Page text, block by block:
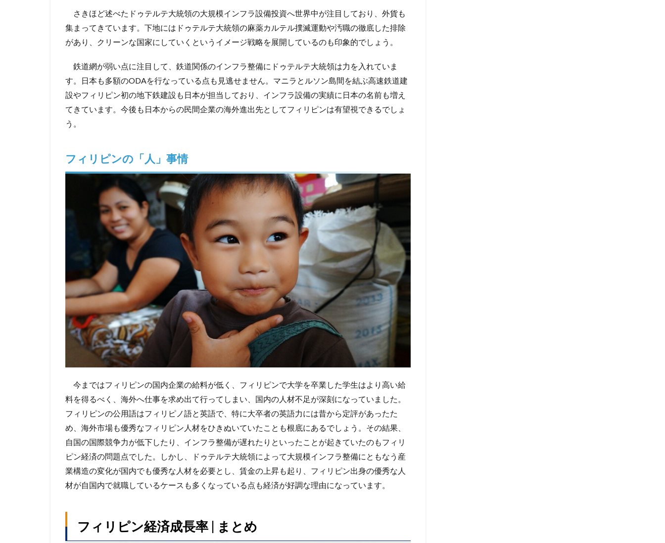
さきほど述べたドゥテルテ大統領の大規模インフラ設備投資へ世界中が注目しており、外貨も
集まってきています。下地にはドゥテルテ大統領の麻薬カルテル撲滅運動や汚職の徹底した排除
があり、クリーンな国家にしていくというイメージ戦略を展開しているのも印象的でしょう。
鉄道網が弱い点に注目して、鉄道関係のインフラ整備にドゥテルテ大統領は力を入れていま
す。日本も多額のODAを行なっている点も見逃せません。マニラとルソン島間を結ぶ高速鉄道建
設やフィリピン初の地下鉄建設も日本が担当しており、インフラ設備の実績に日本の名前も増え
てきています。今後も日本からの民間企業の海外進出先としてフィリピンは有望視できるでしょ
う。
フィリピンの「人」事情
今まではフィリピンの国内企業の給料が低く、フィリピンで大学を卒業した学生はより高い給
料を得るべく、海外へ仕事を求め出て行ってしまい、国内の人材不足が深刻になっていました。
フィリピンの公用語はフィリピノ語と英語で、特に大卒者の英語力には昔から定評があったた
め、海外市場も優秀なフィリピン人材をひきぬいていたことも根底にあるでしょう。その結果、
自国の国際競争力が低下したり、インフラ整備が遅れたりといったことが起きていたのもフィリ
ピン経済の問題点でした。しかし、ドゥテルテ大統領によって大規模インフラ整備にともなう産
業構造の変化が国内でも優秀な人材を必要とし、賃金の上昇も起り、フィリピン出身の優秀な人
材が自国内で就職しているケースも多くなっている点も経済が好調な理由になっています。
フィリピン経済成長率 | まとめ